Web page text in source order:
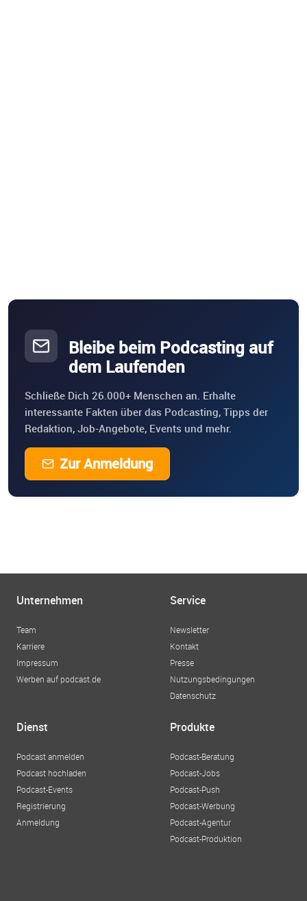
Bleibe beim Podcasting auf
dem Laufenden
Schließe Dich 26.000+ Menschen an. Erhalte
interessante Fakten über das Podcasting, Tipps der
Redaktion, Job-Angebote, Events und mehr.
Zur Anmeldung
Unternehmen
Team
Karriere
Impressum
Werben auf podcast.de
Service
Newsletter
Kontakt
Presse
Nutzungsbedingungen
Datenschutz
Dienst
Podcast anmelden
Podcast hochladen
Podcast-Events
Registrierung
Anmeldung
Produkte
Podcast-Beratung
Podcast-Jobs
Podcast-Push
Podcast-Werbung
Podcast-Agentur
Podcast-Produktion